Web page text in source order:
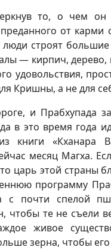
то, о чем он
от карми
строят
— кирпич, дерево,
удовольствия,
Кришны, а не для
и Прабхупада
в это время года
книги «Кханара
месяц Магха.
царь этой страны
программу
с почти спелой
чтобы те не съели
живое
зерна, чтобы его